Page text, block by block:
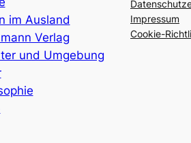
im Ausland
Verlag
und Umgebung
Impressum
Cookie-